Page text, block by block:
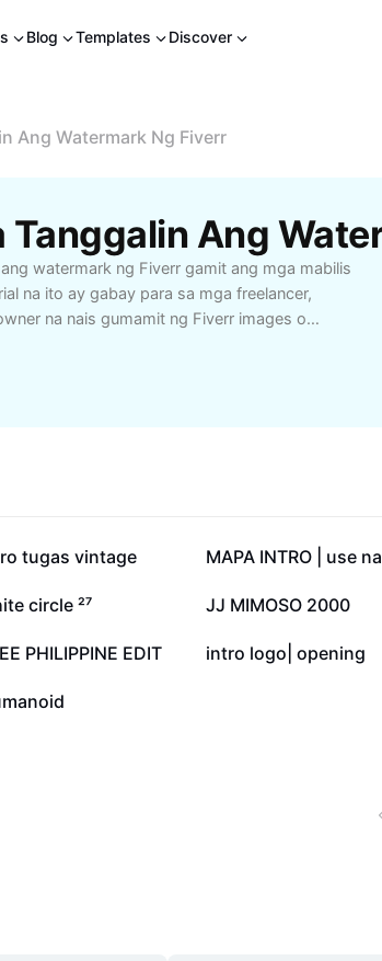
Blog Templates Discover
Ang Watermark Ng Fiverr
watermark ng Fiverr gamit ang mga mabilis
na ito ay gabay para sa mga freelancer,
na nais gumamit ng Fiverr images o
upang mapanatili ang kalidad ng iyong
Sumama at matutunan ang
tanggalin ang Fiverr watermark—para sa
ng iyong trabaho.
tugas vintage 271.5K
MAPA INTRO | use na
circle ²⁷ 49.6K
JJ MIMOSO 2000
PHILIPPINE EDIT 7K
intro logo| opening